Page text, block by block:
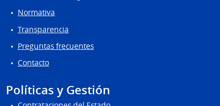
Normativa
Transparencia
Preguntas frecuentes
Contacto
Políticas y Gestión